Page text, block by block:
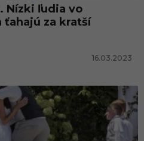
Nízki ľudia vo
za kratší
16.03.2023